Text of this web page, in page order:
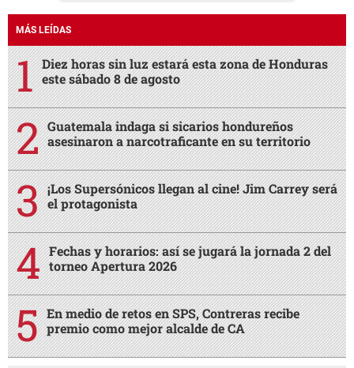
MÁS LEÍDAS
Diez horas sin luz estará esta zona de Honduras
este sábado 8 de agosto
Guatemala indaga si sicarios hondureños
asesinaron a narcotraficante en su territorio
¡Los Supersónicos llegan al cine! Jim Carrey será
el protagonista
Fechas y horarios: así se jugará la jornada 2 del
torneo Apertura 2026
En medio de retos en SPS, Contreras recibe
premio como mejor alcalde de CA